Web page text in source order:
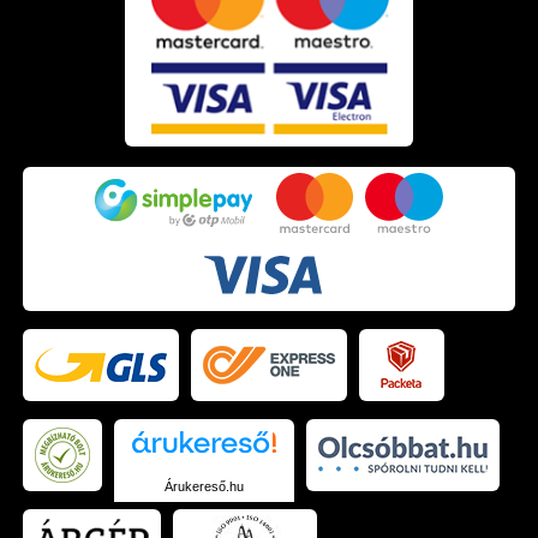
2022.04.24. 07:54
2022.04.23. 13:31
Irén Zsuzsanna
2022.04.03. 08:48
Ildikó
Kincső 2022.04.01. 08:35
Andrea 2022.03.31. 00:28
Ágnes 2022.03.29. 06:46
Árukereső.hu